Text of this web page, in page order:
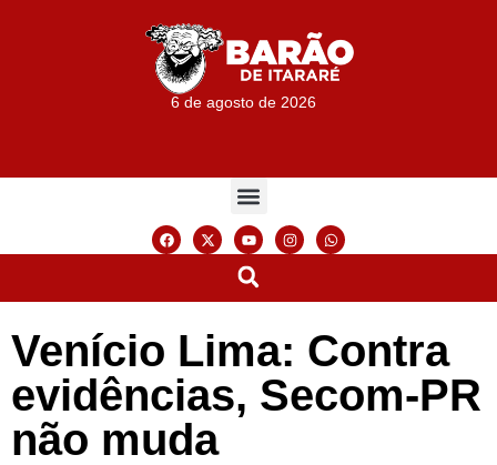
6 de agosto de 2026
Venício Lima: Contra
evidências, Secom-PR
não muda